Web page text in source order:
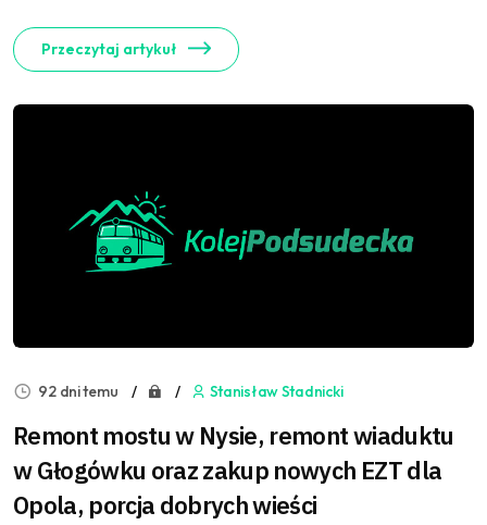
Przeczytaj artykuł
92 dni temu Stanisław Stadnicki
Remont mostu w Nysie, remont wiaduktu
w Głogówku oraz zakup nowych EZT dla
Opola, porcja dobrych wieści